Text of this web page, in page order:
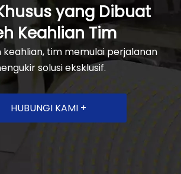
yang Dibuat
Keahlian Tim
keahlian, tim memulai perjalanan
solusi eksklusif.
HUBUNGI KAMI +